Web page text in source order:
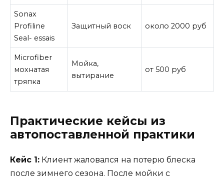
Sonax
Profiline
Seal- essais
Защитный воск около 2000 руб
Microfiber
мохнатая
тряпка
Мойка,
вытирание
от 500 руб
Практические кейсы из
автопоставленной практики
Кейс 1: Клиент жаловался на потерю блеска
после зимнего сезона. После мойки с